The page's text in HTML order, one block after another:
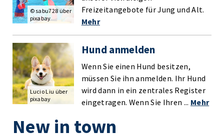
Freizeitangebote für Jung und Alt.
Mehr
© sabu728 über
pixabay
Hund anmelden
Wenn Sie einen Hund besitzen,
müssen Sie ihn anmelden. Ihr Hund
wird dann in ein zentrales Register
eingetragen. Wenn Sie Ihren ... Mehr
Lucio Liu über
pixabay
New in town